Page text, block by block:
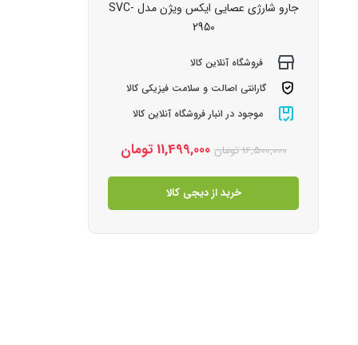
جارو شارژی عصایی ایکس ویژن مدل SVC-
2950
فروشگاه آنلاین کالا
گارانتی اصالت و سلامت فیزیکی کالا
موجود در انبار فروشگاه آنلاین کالا
16,500,000تومان 11,499,000تومان
خرید از دیجی کالا